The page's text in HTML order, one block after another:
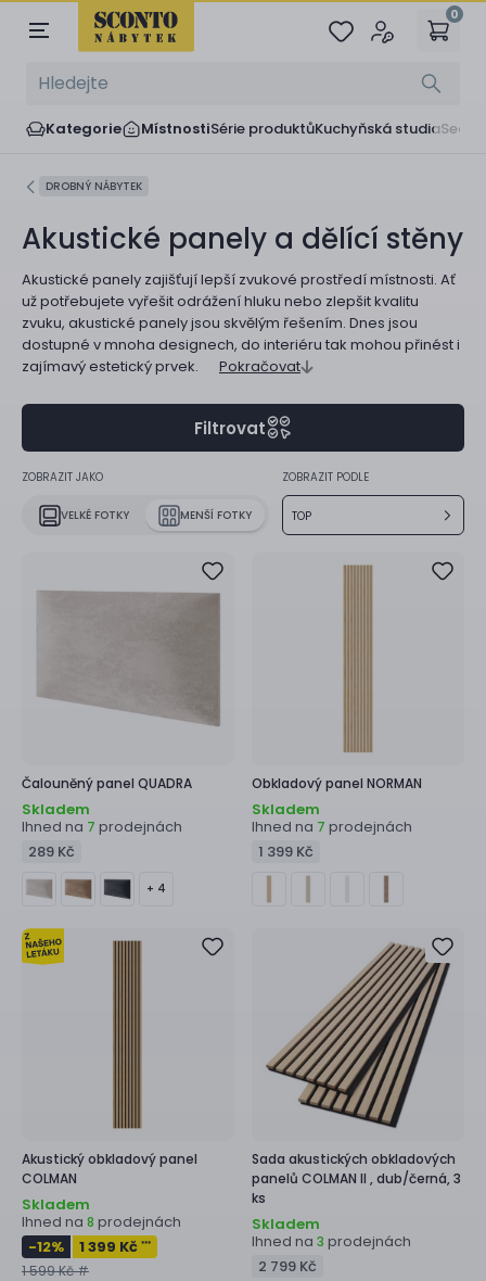
0
Kategorie MístnostiSérie produktůKuchyňská studia
DROBNÝ NÁBYTEK
Akustické panely a dělící stěny
Akustické panely zajišťují lepší zvukové prostředí místnosti. Ať
už potřebujete vyřešit odrážení hluku nebo zlepšit kvalitu
zvuku, akustické panely jsou skvělým řešením. Dnes jsou
dostupné v mnoha designech, do interiéru tak mohou přinést i
zajímavý estetický prvek.
Pokračovat
Filtrovat
ZOBRAZIT JAKO
VELKÉ FOTKY MENŠÍ FOTKY
ZOBRAZIT PODLE
TOP
Čalouněný panel QUADRA
Skladem
Ihned na 7 prodejnách
289 Kč
+ 4
Obkladový panel NORMAN
Skladem
Ihned na 7 prodejnách
1 399 Kč
Akustický obkladový panel
COLMAN
Skladem
Ihned na 8 prodejnách
-12% 1 399 Kč ***
1 599 Kč #
Sada akustických obkladových
panelů COLMAN II ,dub/černá, 3
ks
Skladem
Ihned na 3 prodejnách
2 799 Kč